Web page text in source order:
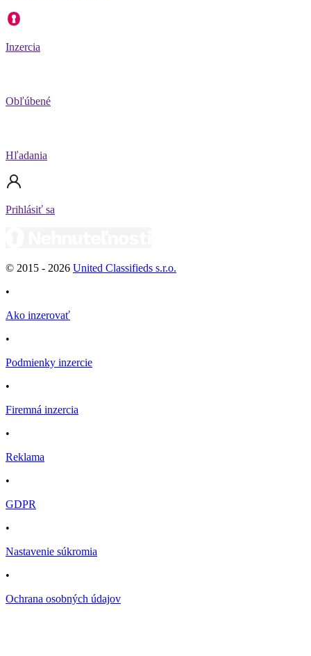
Inzercia
Obľúbené
Hľadania
Prihlásiť sa
© 2015 - 2026 United Classifieds s.r.o.
•
Ako inzerovať
•
Podmienky inzercie
•
Firemná inzercia
•
Reklama
•
GDPR
•
Nastavenie súkromia
•
Ochrana osobných údajov